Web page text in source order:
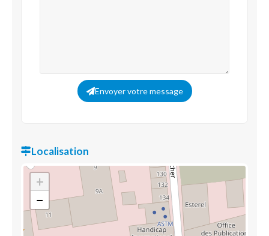
Envoyer votre message
Localisation
+
−